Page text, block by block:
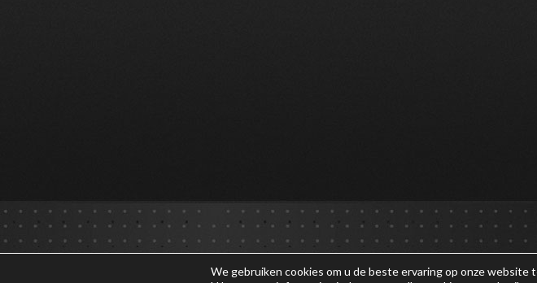
We gebruiken cookies om u de beste ervaring op onze website